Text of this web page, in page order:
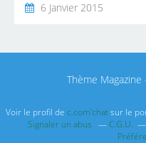
6 Janvier 2015
Thème
Voir le profil de c.com'chatsur le
Signaler un abus
C.G.U.